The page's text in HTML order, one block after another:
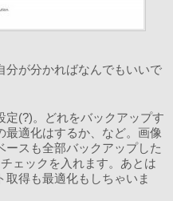
分が分かればなんでもいいで
定(?)。どれをバックアップす
最適化はするか、など。画像
ースも全部バックアップした
ェックを入れます。あとは
取得も最適化もしちゃいま